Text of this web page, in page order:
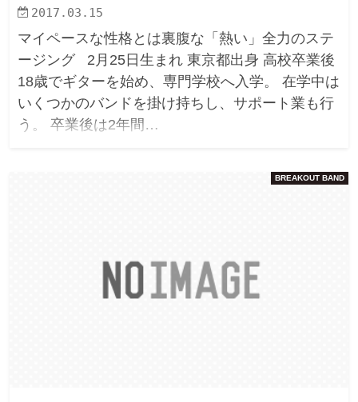
2017.03.15
マイペースな性格とは裏腹な「熱い」全力のステ
ージング 2月25日生まれ 東京都出身 高校卒業後
18歳でギターを始め、専門学校へ入学。 在学中は
いくつかのバンドを掛け持ちし、サポート業も行
う。 卒業後は2年間…
BREAKOUT BAND